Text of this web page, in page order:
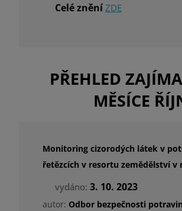
Celé zněníZDE
PŘEHLED
MĚSÍCE
Monitoring cizorodých látek v
řetězcích v resortu zemědělství v
vydáno: 3. 10. 2023
autor: Odbor bezpečnosti